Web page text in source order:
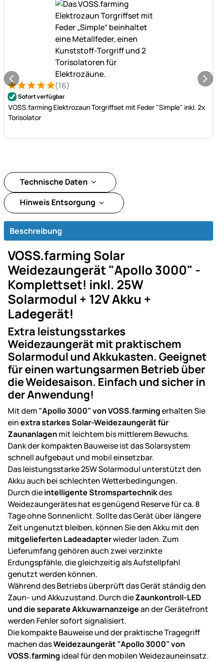
Bewertung: 5 von 5 (16 Bewertungen)
16 Bewertungen
(16)
Sofort verfügbar
VOSS.farming Elektrozaun Torgriffset mit Feder "Simple" inkl. 2x
Torisolator
Technische Daten
Hinweis Entsorgung
Beschreibung
VOSS.farming Solar
Weidezaungerät "Apollo 3000" -
Komplettset! inkl. 25W
Solarmodul + 12V Akku +
Ladegerät!
Extra leistungsstarkes
Weidezaungerät mit praktischem
Solarmodul und Akkukasten. Geeignet
für einen wartungsarmen Betrieb über
die Weidesaison. Einfach und sicher in
der Anwendung!
Mit dem "Apollo 3000" von VOSS.farmingerhalten Sie
einextra starkes Solar-Weidezaungerät für
Zaunanlagen mit leichtem bis mittlerem Bewuchs.
Dank der kompakten Bauweise ist das Solarsystem
schnell aufgebaut und mobil einsetzbar.
Das leistungsstarke 25W Solarmodul unterstützt den
Akku auch bei schlechten Wetterbedingungen.
Durch dieintelligente Stromspartechnikdes
Weidezaungerätes hat es genügend Reserve für ca. 8
Tage ohne Sonnenlicht. Sollte das Gerät über längere
Zeit ungenutzt bleiben, können Sie den Akku mit den
mitgelieferten Ladeadapterwieder laden. Zum
Lieferumfang gehören auch zwei verzinkte
Erdungspfähle, die gleichzeitig als Aufstellpfahl
genutzt werden können.
Während des Betriebs überprüft das Gerät ständig den
Zaun- und Akkuzustand. Durch dieZaunkontroll-LED
und die separate Akkuwarnanzeigean der Gerätefront
werden Fehler sofort signalisiert.
Die kompakte Bauweise und der praktische Tragegriff
machen dasWeidezaungerät "Apollo 3000" von
VOSS.farming ideal für den mobilen Weidezauneinsatz.